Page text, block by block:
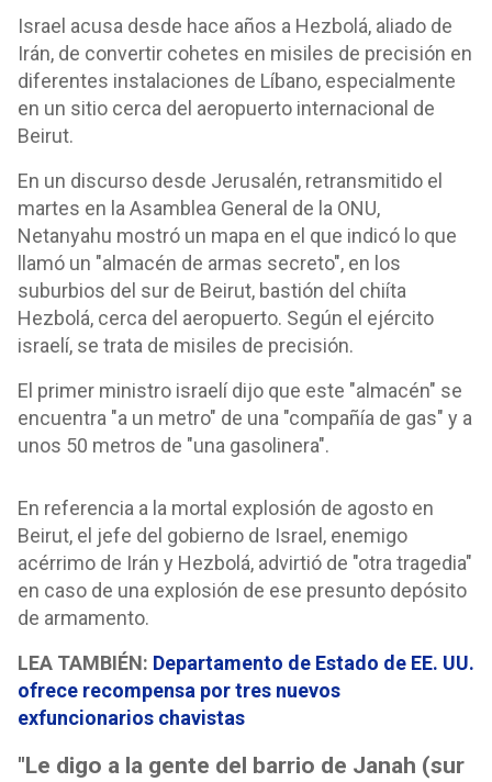
Israel acusa desde hace años a Hezbolá, aliado de
Irán, de convertir cohetes en misiles de precisión en
diferentes instalaciones de Líbano, especialmente
en un sitio cerca del aeropuerto internacional de
Beirut.
En un discurso desde Jerusalén, retransmitido el
martes en la Asamblea General de la ONU,
Netanyahu mostró un mapa en el que indicó lo que
llamó un "almacén de armas secreto", en los
suburbios del sur de Beirut, bastión del chiíta
Hezbolá, cerca del aeropuerto. Según el ejército
israelí, se trata de misiles de precisión.
El primer ministro israelí dijo que este "almacén" se
encuentra "a un metro" de una "compañía de gas" y a
unos 50 metros de "una gasolinera".
En referencia a la mortal explosión de agosto en
Beirut, el jefe del gobierno de Israel, enemigo
acérrimo de Irán y Hezbolá, advirtió de "otra tragedia"
en caso de una explosión de ese presunto depósito
de armamento.
LEA TAMBIÉN: Departamento de Estado de EE. UU.
ofrece recompensa por tres nuevos
exfuncionarios chavistas
"Le digo a la gente del barrio de Janah (sur